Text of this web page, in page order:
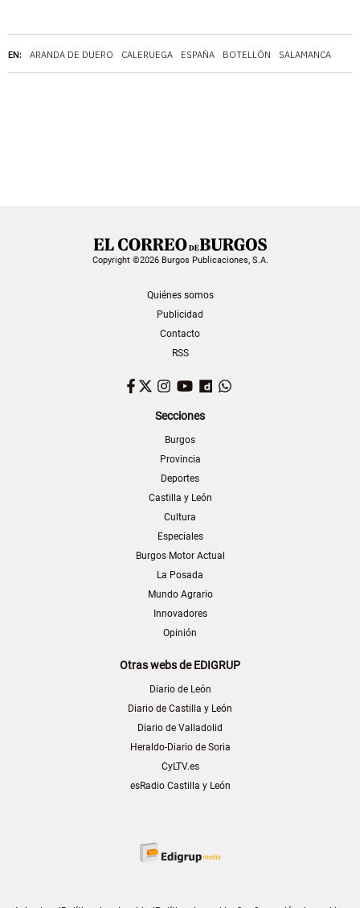
EN: ARANDA DE DUERO CALERUEGA ESPAÑA BOTELLÓN SALAMANCA
Copyright ©2026 Burgos Publicaciones, S.A.
Quiénes somos
Publicidad
Contacto
RSS
Facebook
TwitterInstagram
YouTubeDailymotion
Secciones
Burgos
Provincia
Deportes
Castilla y León
Cultura
Especiales
Burgos Motor Actual
La Posada
Mundo Agrario
Innovadores
Opinión
Otras webs de EDIGRUP
Diario de León
Diario de Castilla y León
Diario de Valladolid
Heraldo-Diario de Soria
CyLTV.es
esRadio Castilla y León